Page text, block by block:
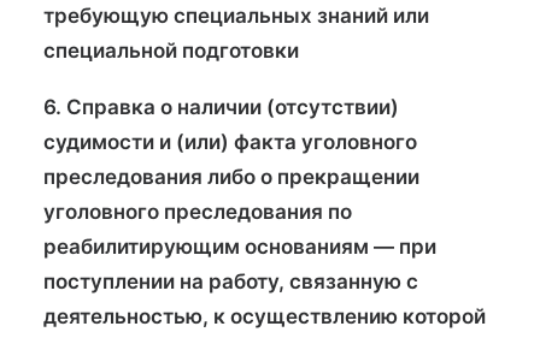
требующую специальных знаний или
специальной подготовки
6. Справка о наличии (отсутствии)
судимости и (или) факта уголовного
преследования либо о прекращении
уголовного преследования по
реабилитирующим основаниям — при
поступлении на работу, связанную с
деятельностью, к осуществлению которой